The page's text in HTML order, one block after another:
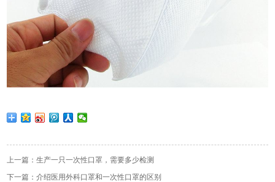
上一篇：生产一只一次性口罩，需要多少检测
下一篇：介绍医用外科口罩和一次性口罩的区别